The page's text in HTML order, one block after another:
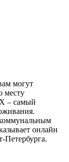
могут
месту
– самый
онлайн
Петербурга.